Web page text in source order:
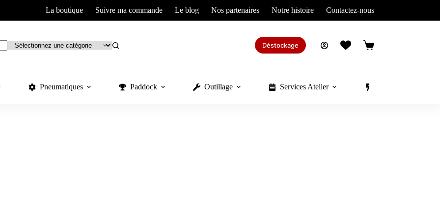
La boutique Suivre ma commande Le blog Nos partenaires Notre histoire Contactez-nous
Déstockage
Panier
Pneumatiques Paddock Outillage Services Atelier